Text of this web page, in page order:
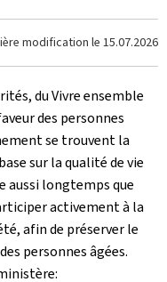
modification le 15.07.2026
du Vivre ensemble
des personnes
se trouvent la
sur la qualité de vie
aussi longtemps que
activement à la
afin de préserver le
personnes âgées.